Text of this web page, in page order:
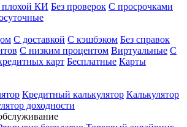
КИ Без проверок С просрочками
С доставкой С кэшбэком Без справок
С низким процентом Виртуальные С
карт Бесплатные Карты
Кредитный калькулятор Калькулятор
доходности